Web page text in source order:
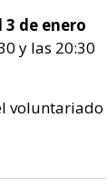
3 de enero
y las 20:30
voluntariado